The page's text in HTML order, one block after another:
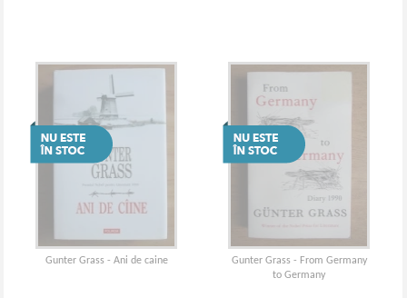
Gunter Grass - Ani de caine
Gunter Grass - From Germany
to Germany